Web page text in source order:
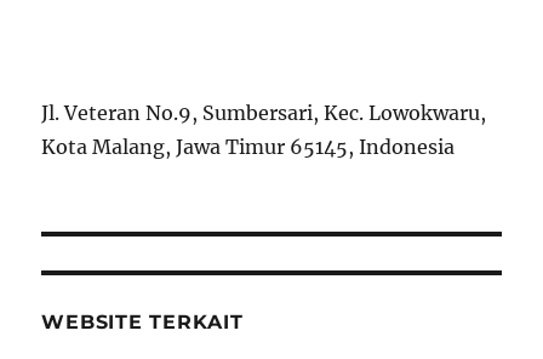
Jl. Veteran No.9, Sumbersari, Kec. Lowokwaru,
Kota Malang, Jawa Timur 65145, Indonesia
WEBSITE TERKAIT